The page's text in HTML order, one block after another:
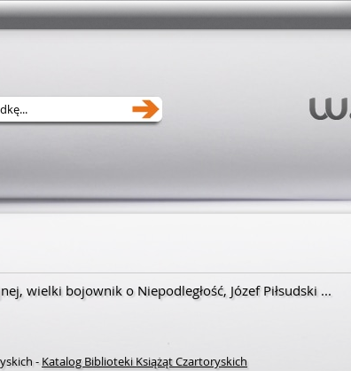
wielki bojownik o Niepodległość, Józef Piłsudski ...
- Katalog Biblioteki Książąt Czartoryskich